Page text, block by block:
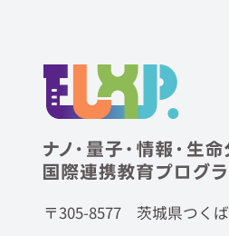
〒305-8577 茨城県つく